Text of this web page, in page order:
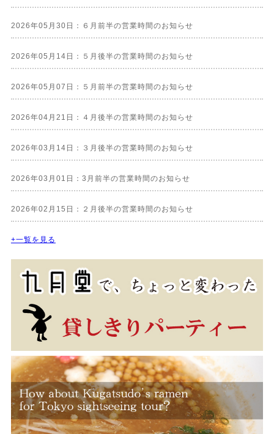
2026年05月30日：６月前半の営業時間のお知らせ
2026年05月14日：５月後半の営業時間のお知らせ
2026年05月07日：５月前半の営業時間のお知らせ
2026年04月21日：４月後半の営業時間のお知らせ
2026年03月14日：３月後半の営業時間のお知らせ
2026年03月01日：3月前半の営業時間のお知らせ
2026年02月15日：２月後半の営業時間のお知らせ
+一覧を見る